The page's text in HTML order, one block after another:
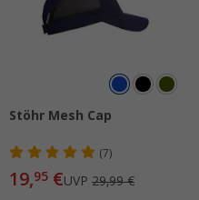
Stöhr Mesh Cap
(7)
19,95 €UVP 29,99 €